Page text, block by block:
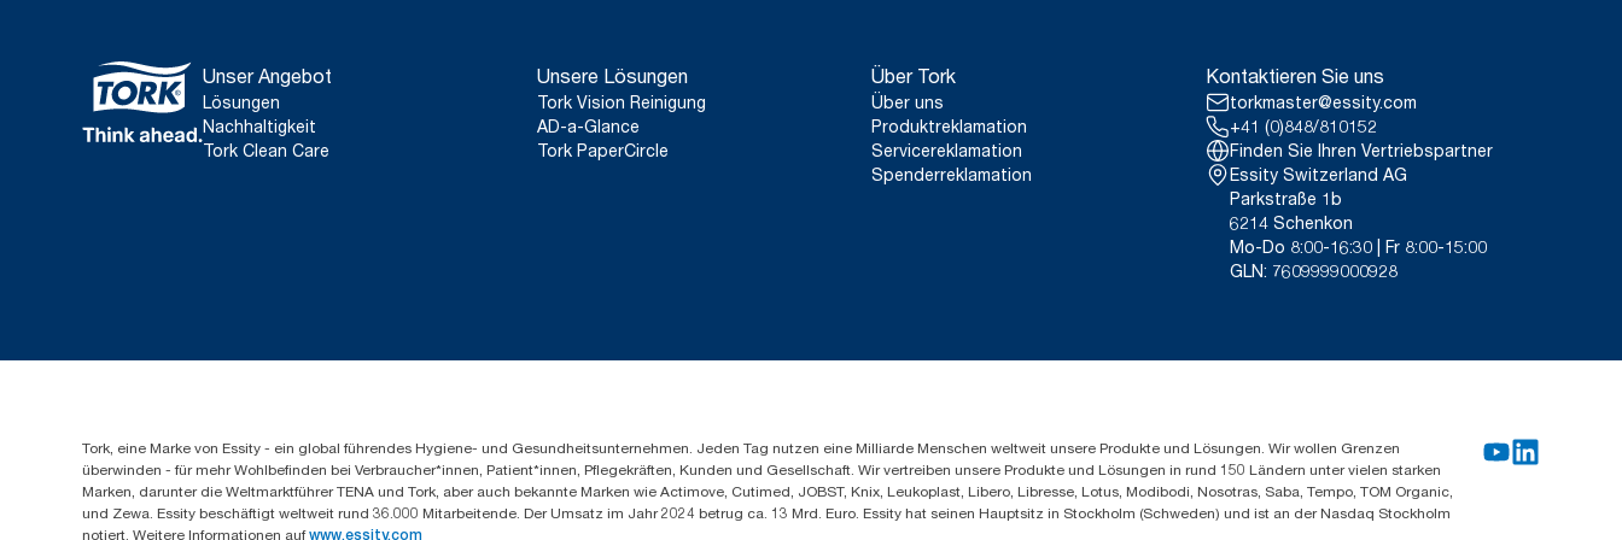
**Durchschnittlicher Wert, im Vergleich zum durchschnittlichen CO2-Fußabdruck aller Tork
Matic® (H1) Nachfüllpackungen vor Beginn des Bezugs von Strom aus erneuerbaren Quellen für
unsere Papierherstellung, der durch Herkunftsnachweise verifiziert und bestätigt ist. Die sich
daraus ergebenden CO2-Einsparungen wurden in einer von externen Stellen geprüften Cradle-
to-grave-Lebenszyklusanalyse (LCA) quantifiziert.
Unser Angebot
Lösungen
Nachhaltigkeit
Tork Clean Care
Unsere Lösungen
Tork Vision Reinigung
AD-a-Glance
Tork PaperCircle
Über Tork
Über uns
Produktreklamation
Servicereklamation
Spenderreklamation
Kontaktieren Sie uns
torkmaster@essity.com
+41 (0)848/810152
Finden Sie Ihren Vertriebspartner
Essity Switzerland AG
Parkstraße 1b
6214 Schenkon
Mo-Do 8:00-16:30 | Fr 8:00-15:00
GLN: 7609999000928
Tork, eine Marke von Essity - ein global führendes Hygiene- und Gesundheitsunternehmen. Jeden Tag nutzen eine Milliarde Menschen weltweit unsere Produkte und Lösungen. Wir wollen Grenzen
überwinden - für mehr Wohlbefinden bei Verbraucher*innen, Patient*innen, Pflegekräften, Kunden und Gesellschaft. Wir vertreiben unsere Produkte und Lösungen in rund 150 Ländern unter vielen starken
Marken, darunter die Weltmarktführer TENA und Tork, aber auch bekannte Marken wie Actimove, Cutimed, JOBST, Knix, Leukoplast, Libero, Libresse, Lotus, Modibodi, Nosotras, Saba, Tempo, TOM Organic,
und Zewa. Essity beschäftigt weltweit rund 36.000 Mitarbeitende. Der Umsatz im Jahr 2024 betrug ca. 13 Mrd. Euro. Essity hat seinen Hauptsitz in Stockholm (Schweden) und ist an der Nasdaq Stockholm
notiert. Weitere Informationen auf www.essity.com